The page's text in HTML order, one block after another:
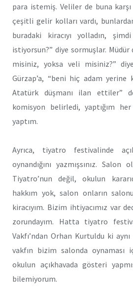
para istemiş. Veliler de buna karşı
çeşitli gelir kolları vardı,
buradaki kiracıyı yolladın,
istiyorsun?” diye sormuşlar. Müdür
misiniz, yoksa veli misiniz?”
Gürzap’a, “beni hiç adam yerine
Atatürk düşmanı ilan ettiler”
komisyon belirledi, yaptığım
yaptım.
Ayrıca, tiyatro festivalinde
oynandığını yazmışsınız.
Tiyatro’nun değil, okulun
hakkım yok, salon onların
kiracıyım. Bizim ihtiyacımız var
zorundayım. Hatta tiyatro
Vakfı’ndan Orhan Kurtuldu ki
vakfın bizim salonda
okulun açıkhavada gösteri
bilemiyorum.